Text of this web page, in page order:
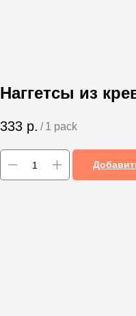
Наггетсы из
333 р. / 1 pack